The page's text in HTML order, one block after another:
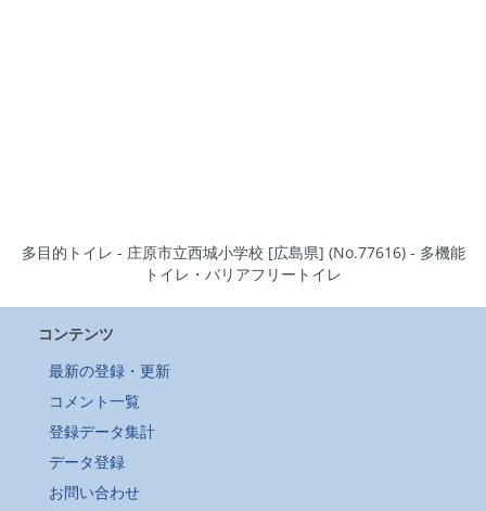
多目的トイレ - 庄原市立西城小学校 [広島県] (No.77616) - 多機能
トイレ・バリアフリートイレ
コンテンツ
最新の登録・更新
コメント一覧
登録データ集計
データ登録
お問い合わせ